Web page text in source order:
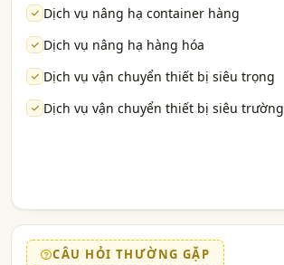
Dịch vụ nâng hạ container hàng
Dịch vụ nâng hạ hàng hóa
Dịch vụ vận chuyển thiết bị siêu trọng
Dịch vụ vận chuyển thiết bị siêu trường
CÂU HỎI THƯỜNG GẶP